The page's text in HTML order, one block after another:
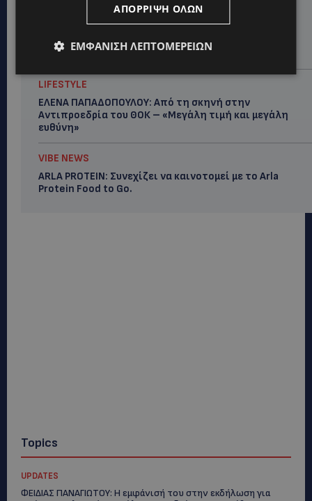
ΑΓΙΟΣ ΙΩΑΝΝΗΣ ΠΙΤΣΙΛΙΑΣ: Ξανανοίγει η πισίνα του
χωριού – Μια ανάσα δροσιάς για κατοίκους και
επισκέπτες
LIFESTYLE
ΕΛΕΝΑ ΠΑΠΑΔΟΠΟΥΛΟΥ: Από τη σκηνή στην
Αντιπροεδρία του ΘΟΚ – «Μεγάλη τιμή και μεγάλη
ευθύνη»
VIBE NEWS
ARLA PROTEIN: Συνεχίζει να καινοτομεί με το Arla
Protein Food to Go.
Topics
UPDATES
ΦΕΙΔΙΑΣ ΠΑΝΑΓΙΩΤΟΥ: Η εμφάνισή του στην εκδήλωση για
ΑΠΌΡΡΙΨΗ ΌΛΩΝ
ΕΜΦΆΝΙΣΗ ΛΕΠΤΟΜΕΡΕΙΏΝ